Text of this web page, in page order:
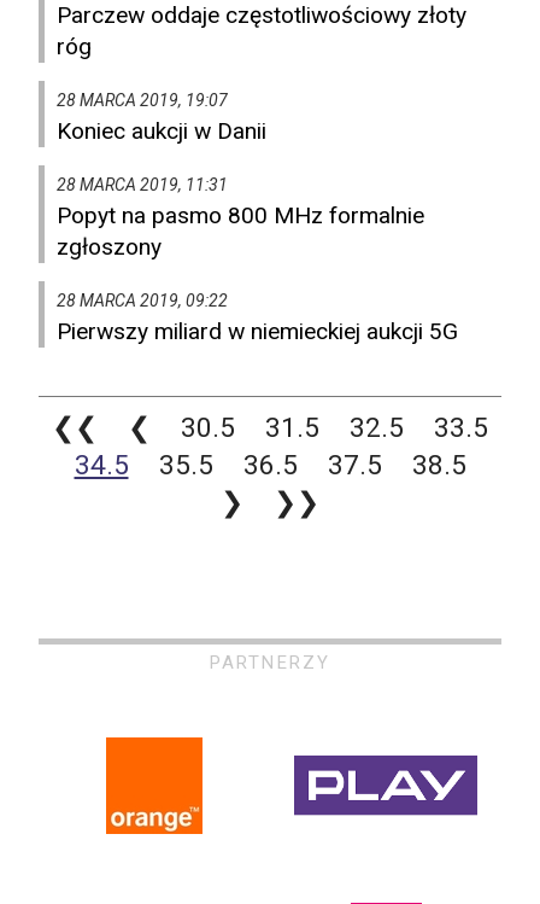
Parczew oddaje częstotliwościowy złoty
róg
28 MARCA 2019, 19:07
Koniec aukcji w Danii
28 MARCA 2019, 11:31
Popyt na pasmo 800 MHz formalnie
zgłoszony
28 MARCA 2019, 09:22
Pierwszy miliard w niemieckiej aukcji 5G
❮❮ ❮ 30.5 31.5 32.5
33.5
34.5
35.5 36.5 37.5
38.5
❯
❯❯
PARTNERZY